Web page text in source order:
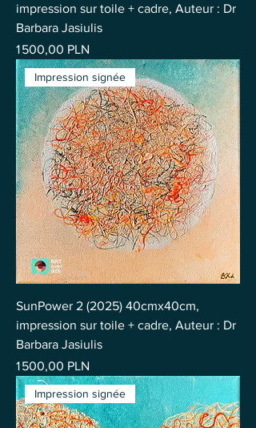
impression sur toile + cadre, Auteur : Dr
Barbara Jasiulis
Prix
1 500,00 PLN
Impression signée
SunPower 2 (2025) 40cmx40cm,
impression sur toile + cadre, Auteur : Dr
Barbara Jasiulis
Prix
1 500,00 PLN
Impression signée